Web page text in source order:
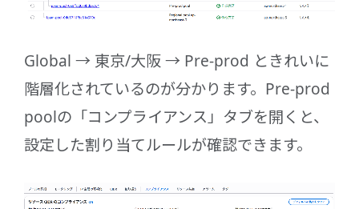
Global → 東京/大阪 → Pre-prod ときれいに
階層化されているのが分かります。Pre-prod
poolの「コンプライアンス」タブを開くと、
設定した割り当てルールが確認できます。